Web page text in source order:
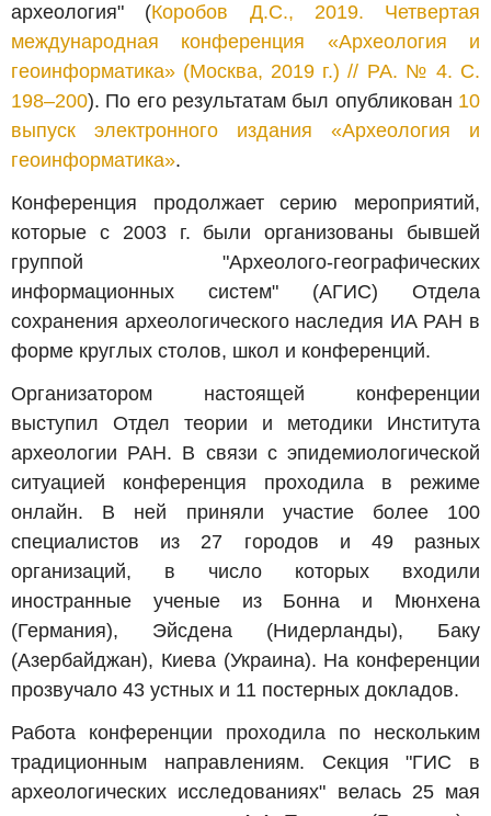
археология" (Коробов Д.С., 2019. Четвертая
международная конференция «Археология и
геоинформатика» (Москва, 2019 г.) // РА. № 4. С.
198–200). По его результатам был опубликован 10
выпуск электронного издания «Археология и
геоинформатика».
Конференция продолжает серию мероприятий,
которые с 2003 г. были организованы бывшей
группой "Археолого-географических
информационных систем" (АГИС) Отдела
сохранения археологического наследия ИА РАН в
форме круглых столов, школ и конференций.
Организатором настоящей конференции
выступил Отдел теории и методики Института
археологии РАН. В связи с эпидемиологической
ситуацией конференция проходила в режиме
онлайн. В ней приняли участие более 100
специалистов из 27 городов и 49 разных
организаций, в число которых входили
иностранные ученые из Бонна и Мюнхена
(Германия), Эйсдена (Нидерланды), Баку
(Азербайджан), Киева (Украина). На конференции
прозвучало 43 устных и 11 постерных докладов.
Работа конференции проходила по нескольким
традиционным направлениям. Секция "ГИС в
археологических исследованиях" велась 25 мая